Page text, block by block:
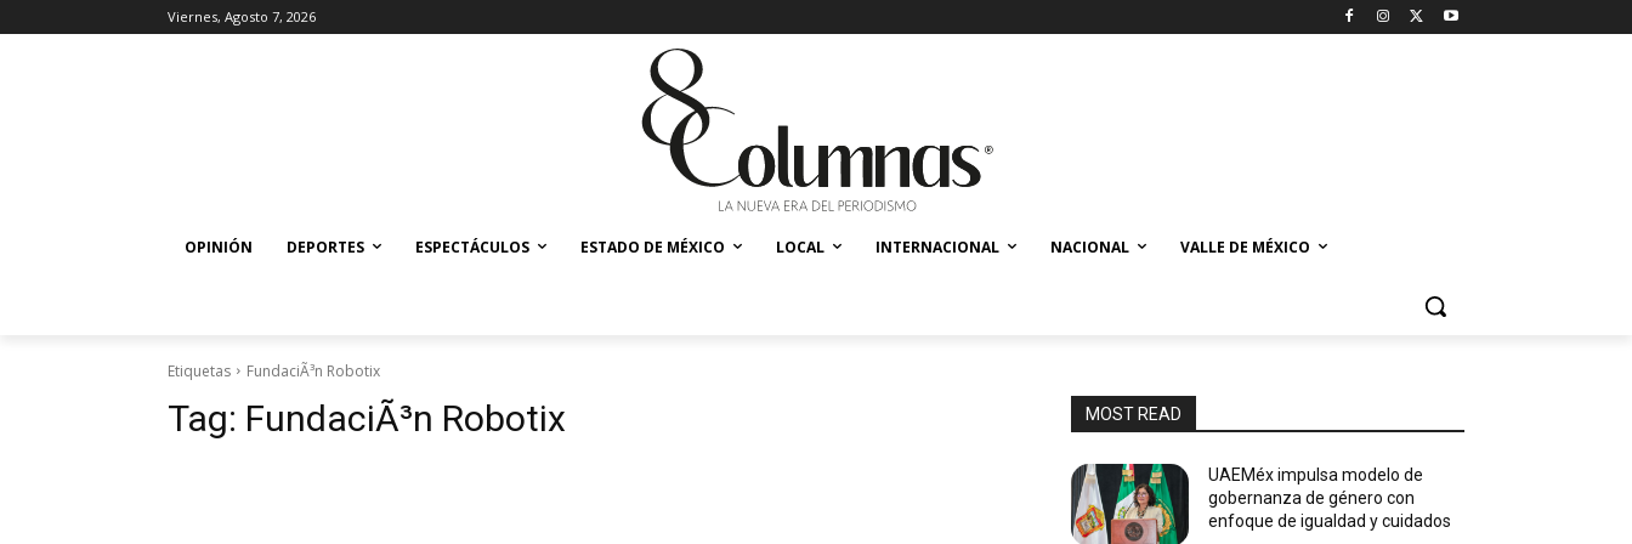
Viernes, Agosto 7, 2026
OPINIÓN DEPORTES ESPECTÁCULOS ESTADO DE MÉXICO LOCAL INTERNACIONAL NACIONAL VALLE DE MÉXICO
Etiquetas FundaciÃ³n Robotix
Tag: FundaciÃ³n Robotix MOST READ
UAEMéx impulsa modelo de
gobernanza de género con
enfoque de igualdad y cuidados